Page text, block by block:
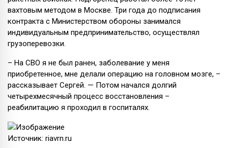
вахтовым методом в Москве. Три года до подписания
контракта с Министерством обороны занимался
индивидуальным предпринимательство, осуществлял
грузоперевозки.
– На СВО я не был ранен, заболевание у меня
приобретенное, мне делали операцию на головном мозге, –
рассказывает Сергей. — Потом начался долгий
четырехмесячный процесс восстановления –
реабилитацию я проходил в госпиталях.
Источник: riavrn.ru